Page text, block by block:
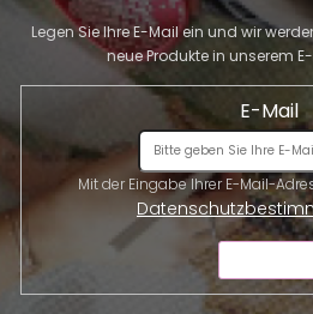
Legen Sie Ihre E-Mail ein und wir
neue Produkte in unserem
E-Mail